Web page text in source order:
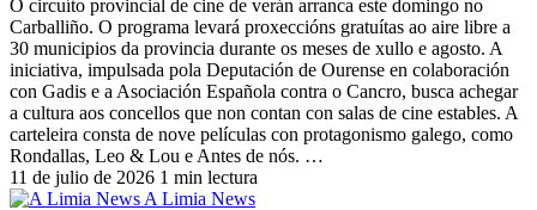
O circuíto provincial de cine de verán arranca este domingo no
Carballiño. O programa levará proxeccións gratuítas ao aire libre a
30 municipios da provincia durante os meses de xullo e agosto. A
iniciativa, impulsada pola Deputación de Ourense en colaboración
con Gadis e a Asociación Española contra o Cancro, busca achegar
a cultura aos concellos que non contan con salas de cine estables. A
carteleira consta de nove películas con protagonismo galego, como
Rondallas, Leo & Lou e Antes de nós. …
11 de julio de 2026 1 min lectura
A Limia News